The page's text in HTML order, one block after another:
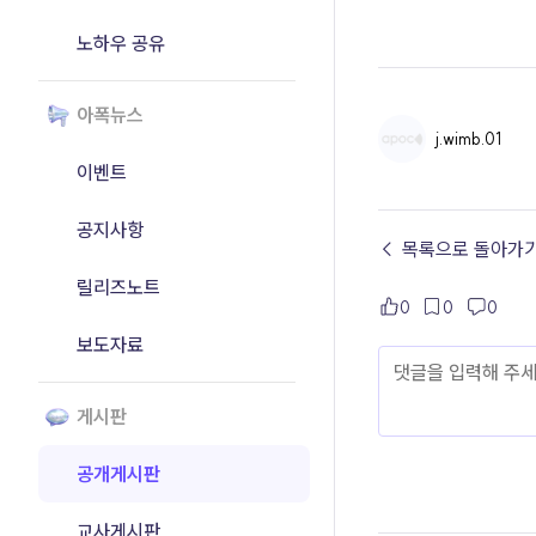
노하우 공유
아폭뉴스
이벤트
공지사항
릴리즈노트
보도자료
게시판
공개게시판
교사게시판
j.wimb.01
← 목록으로 돌아가
0 0 0